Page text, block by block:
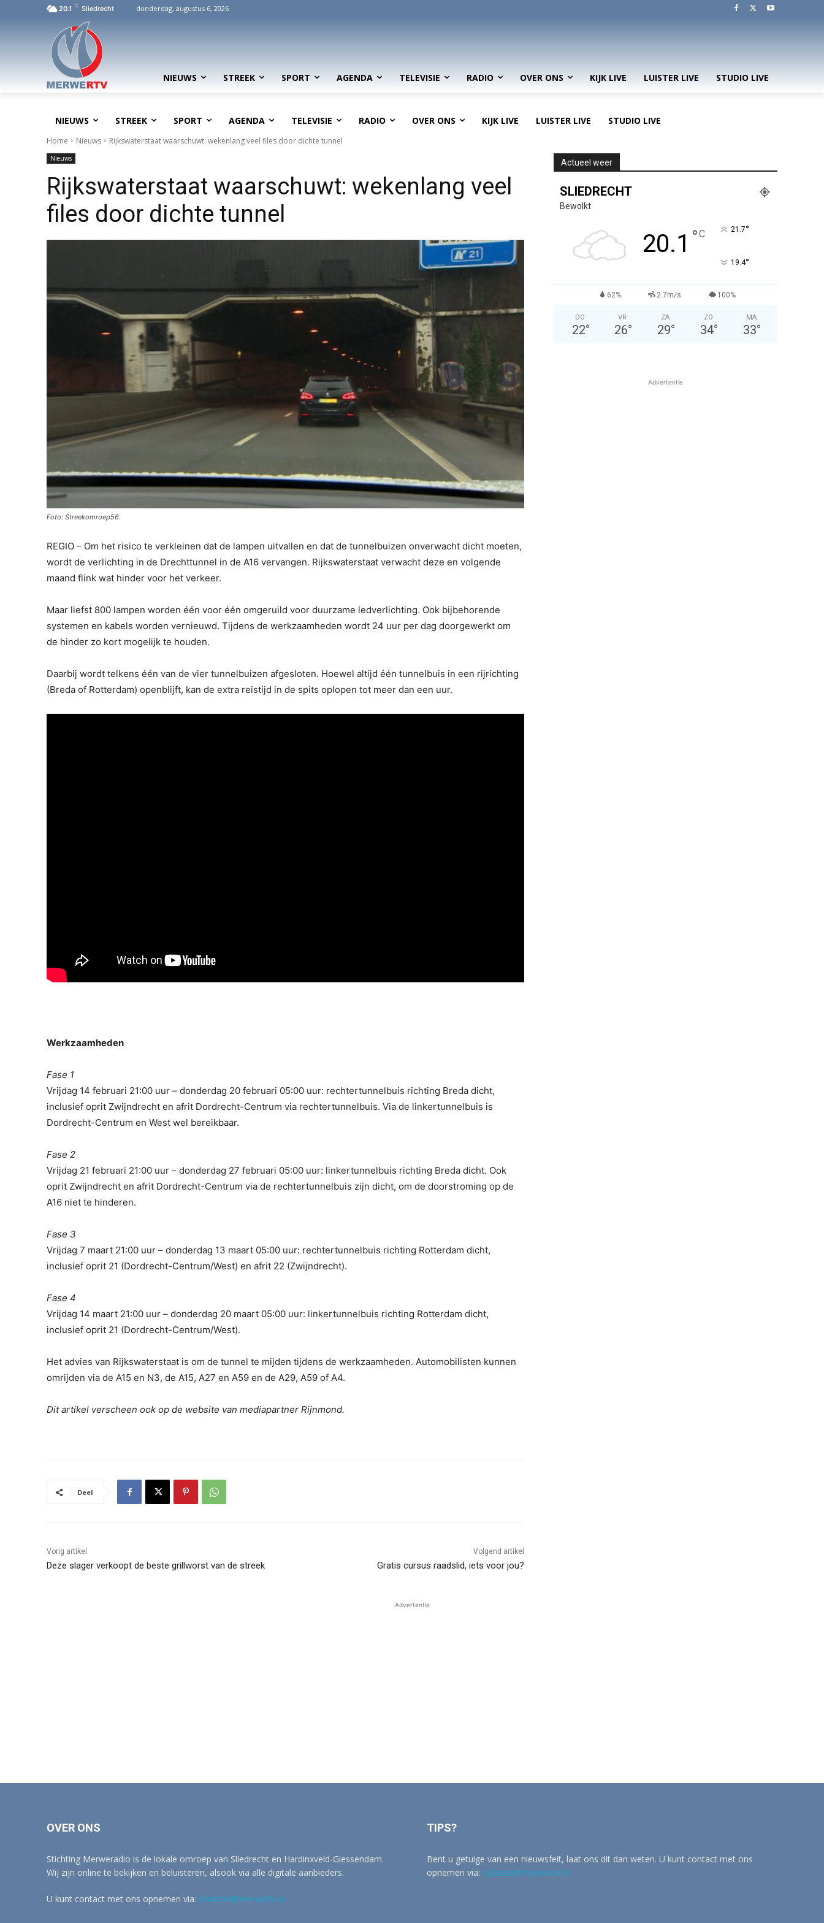
20.1 C Sliedrecht donderdag, augustus 6, 2026
NIEUWS STREEK SPORT AGENDA TELEVISIE RADIO OVER ONS KIJK LIVE LUISTER LIVE STUDIO LIVE
NIEUWS STREEK SPORT AGENDA TELEVISIE RADIO OVER ONS KIJK LIVE LUISTER LIVE STUDIO LIVE
Home Nieuws Rijkswaterstaat waarschuwt: wekenlang veel files door dichte tunnel
Nieuws
Rijkswaterstaat waarschuwt: wekenlang veel
files door dichte tunnel
Foto: Streekomroep56.
REGIO – Om het risico te verkleinen dat de lampen uitvallen en dat de tunnelbuizen onverwacht dicht moeten,
wordt de verlichting in de Drechttunnel in de A16 vervangen. Rijkswaterstaat verwacht deze en volgende
maand flink wat hinder voor het verkeer.
Maar liefst 800 lampen worden één voor één omgeruild voor duurzame ledverlichting. Ook bijbehorende
systemen en kabels worden vernieuwd. Tijdens de werkzaamheden wordt 24 uur per dag doorgewerkt om
de hinder zo kort mogelijk te houden.
Daarbij wordt telkens één van de vier tunnelbuizen afgesloten. Hoewel altijd één tunnelbuis in een rijrichting
(Breda of Rotterdam) openblijft, kan de extra reistijd in de spits oplopen tot meer dan een uur.
Werkzaamheden
Fase 1
Vrijdag 14 februari 21:00 uur – donderdag 20 februari 05:00 uur: rechtertunnelbuis richting Breda dicht,
inclusief oprit Zwijndrecht en afrit Dordrecht-Centrum via rechtertunnelbuis. Via de linkertunnelbuis is
Dordrecht-Centrum en West wel bereikbaar.
Fase 2
Vrijdag 21 februari 21:00 uur – donderdag 27 februari 05:00 uur: linkertunnelbuis richting Breda dicht. Ook
oprit Zwijndrecht en afrit Dordrecht-Centrum via de rechtertunnelbuis zijn dicht, om de doorstroming op de
A16 niet te hinderen.
Fase 3
Vrijdag 7 maart 21:00 uur – donderdag 13 maart 05:00 uur: rechtertunnelbuis richting Rotterdam dicht,
inclusief oprit 21 (Dordrecht-Centrum/West) en afrit 22 (Zwijndrecht).
Fase 4
Vrijdag 14 maart 21:00 uur – donderdag 20 maart 05:00 uur: linkertunnelbuis richting Rotterdam dicht,
inclusief oprit 21 (Dordrecht-Centrum/West).
Het advies van Rijkswaterstaat is om de tunnel te mijden tijdens de werkzaamheden. Automobilisten kunnen
omrijden via de A15 en N3, de A15, A27 en A59 en de A29, A59 of A4.
Dit artikel verscheen ook op de website van mediapartner Rijnmond.
Deel
Vorig artikel
Deze slager verkoopt de beste grillworst van de streek
Volgend artikel
Gratis cursus raadslid, iets voor jou?
Actueel weer
SLIEDRECHT
Bewolkt
20.1 °C 21.7°
19.4°
62% 2.7m/s 100%
DO
22°
VR
26°
ZA
29°
ZO
34°
MA
33°
Advertentie
Advertentie
OVER ONS
Stichting Merweradio is de lokale omroep van Sliedrecht en Hardinxveld-Giessendam.
Wij zijn online te bekijken en beluisteren, alsook via alle digitale aanbieders.
U kunt contact met ons opnemen via: redactie@merwertv.nl
TIPS?
Bent u getuige van een nieuwsfeit, laat ons dit dan weten. U kunt contact met ons
opnemen via: redactie@merwertv.nl